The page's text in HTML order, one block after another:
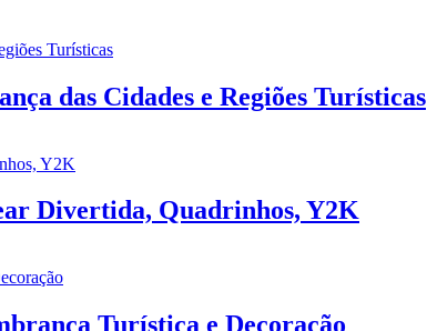
das Cidades e Regiões Turísticas
Divertida, Quadrinhos, Y2K
Turística e Decoração